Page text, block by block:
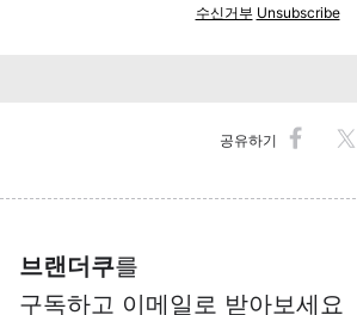
수신거부 Unsubscribe
공유하기
브랜더쿠를
구독하고 이메일로 받아보세요